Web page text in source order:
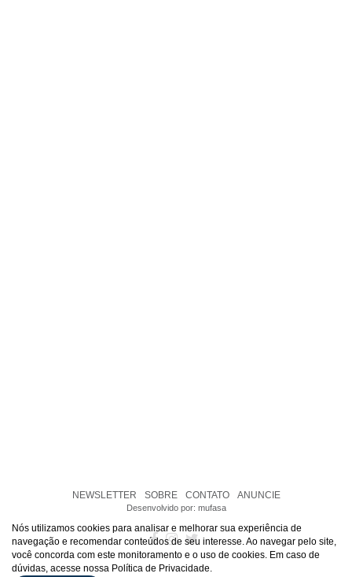
NEWSLETTER SOBRE CONTATO ANUNCIE
Desenvolvido por: mufasa
Nós utilizamos cookies para analisar e melhorar sua experiência de
navegação e recomendar conteúdos de seu interesse. Ao navegar pelo site,
você concorda com este monitoramento e o uso de cookies. Em caso de
dúvidas, acesse nossa Política de Privacidade.